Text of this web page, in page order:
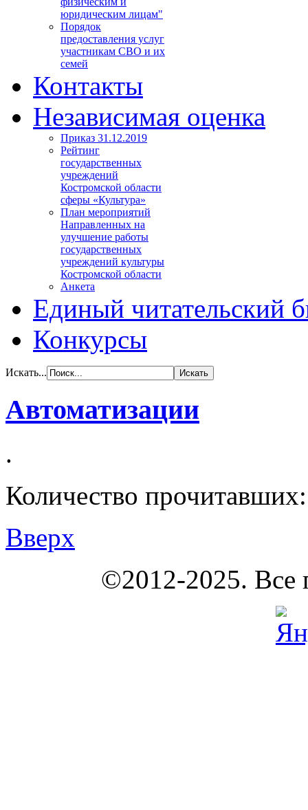
юридическим лицам"
Порядок
предоставления услуг
участникам СВО и их
семей
Контакты
Независимая оценка
Приказ 31.12.2019
Рейтинг
государственных
учреждений
Костромской области
сферы «Культура»
План мероприятий
Направленных на
улучшение работы
государственных
учреждений культуры
Костромской области
Анкета
Единый читательский
Конкурсы
Искать...
Автоматизации
.
Количество
Вверх
©2012-2025. Все